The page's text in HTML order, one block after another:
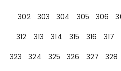
302
303 304 305 306
312
313 314 315 316 317
323
324 325 326 327 328